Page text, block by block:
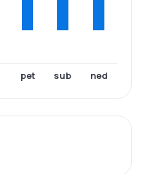
pet sub ned